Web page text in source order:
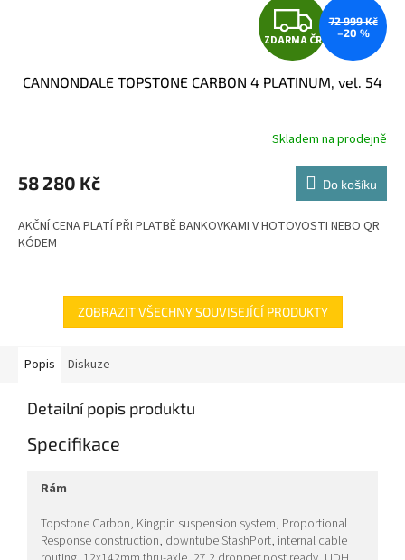
Z
D
A
R
M
A
ZDARMA ČR
72 999 Kč
–20 %
CANNONDALE TOPSTONE CARBON 4 PLATINUM, vel. 54
Skladem na prodejně
58 280 Kč Do košíku
AKČNÍ CENA PLATÍ PŘI PLATBĚ BANKOVKAMI V HOTOVOSTI NEBO QR
KÓDEM
ZOBRAZIT VŠECHNY SOUVISEJÍCÍ PRODUKTY
Popis Diskuze
Detailní popis produktu
Specifikace
rám
Topstone Carbon, Kingpin suspension system, Proportional
Response construction, downtube StashPort, internal cable